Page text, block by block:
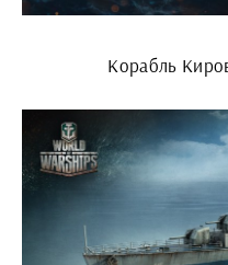
Корабль